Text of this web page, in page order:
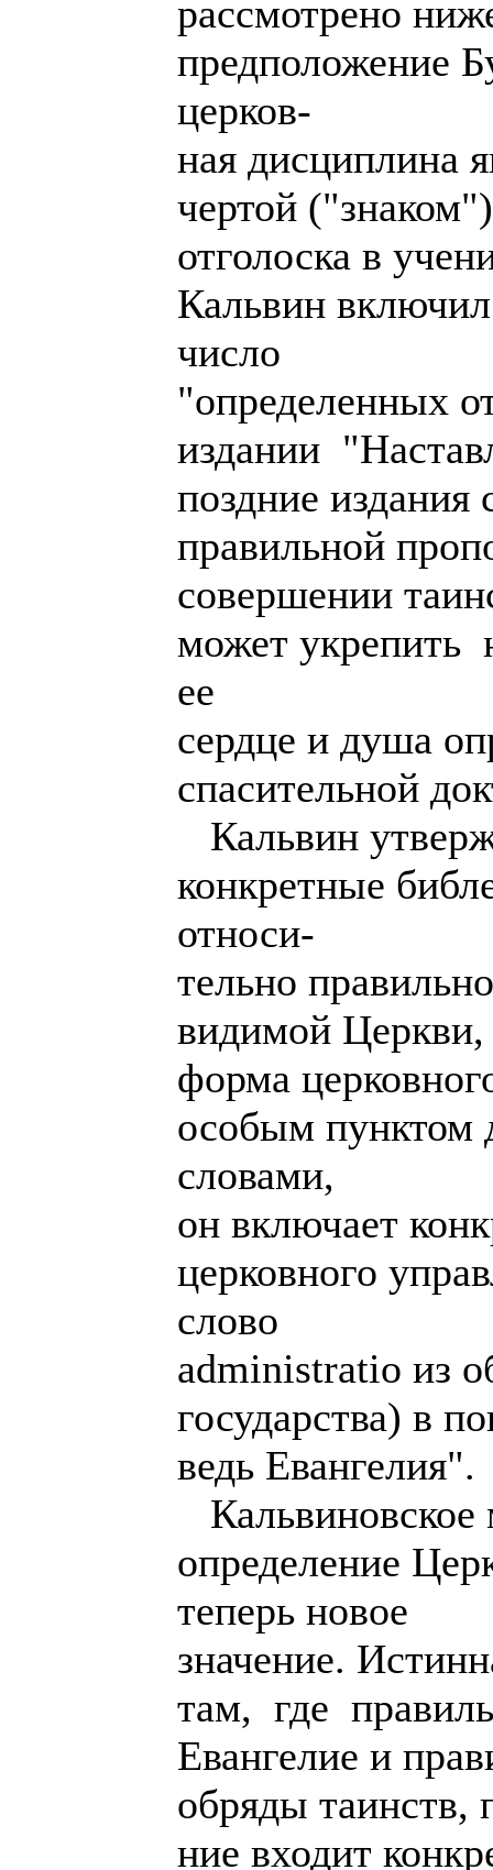
рассмотрено
предположение
церков-
ная дисциплина
чертой
отголоска в
Кальвин
число
"определенных
издании
поздние издания
правильной
совершении
может
ее
сердце и душа
спасительной
Кальвин
конкретные
относи-
тельно
видимой Церкви,
форма
особым
словами,
он включает
церковного
слово
administratio из
государства) в
ведь Евангелия".
определение
теперь новое
значение.
там, где
Евангелие и
обряды таинств,
ние входит